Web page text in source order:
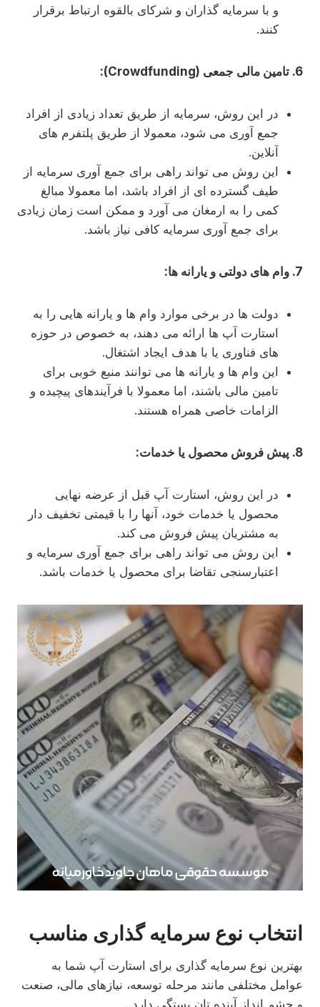
و با سرمایه گذاران و شرکای بالقوه ارتباط برقرار
کنند.
6. تامین مالی جمعی (Crowdfunding):
در این روش، سرمایه از طریق تعداد زیادی از افراد
جمع آوری می شود، معمولا از طریق پلتفرم های
آنلاین.
این روش می تواند راهی برای جمع آوری سرمایه از
طیف گسترده ای از افراد باشد، اما معمولا مبالغ
کمی را به ارمغان می آورد و ممکن است زمان زیادی
برای جمع آوری سرمایه کافی نیاز باشد.
7. وام های دولتی و یارانه ها:
دولت ها در برخی موارد وام ها و یارانه هایی را به
استارت آپ ها ارائه می دهند، به خصوص در حوزه
های فناوری یا با هدف ایجاد اشتغال.
این وام ها و یارانه ها می توانند منبع خوبی برای
تامین مالی باشند، اما معمولا با فرآیندهای پیچیده و
الزامات خاصی همراه هستند.
8. پیش فروش محصول یا خدمات:
در این روش، استارت آپ قبل از عرضه نهایی
محصول یا خدمات خود، آنها را با قیمتی تخفیف دار
به مشتریان پیش فروش می کند.
این روش می تواند راهی برای جمع آوری سرمایه و
اعتبارسنجی تقاضا برای محصول یا خدمات باشد.
انتخاب نوع سرمایه گذاری مناسب
بهترین نوع سرمایه گذاری برای استارت آپ شما به
عوامل مختلفی مانند مرحله توسعه، نیازهای مالی، صنعت